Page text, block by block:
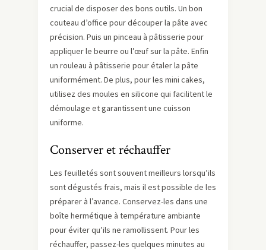
crucial de disposer des bons outils. Un bon
couteau d’office pour découper la pâte avec
précision. Puis un pinceau à pâtisserie pour
appliquer le beurre ou l’œuf sur la pâte. Enfin
un rouleau à pâtisserie pour étaler la pâte
uniformément. De plus, pour les mini cakes,
utilisez des moules en silicone qui facilitent le
démoulage et garantissent une cuisson
uniforme.
Conserver et réchauffer
Les feuilletés sont souvent meilleurs lorsqu’ils
sont dégustés frais, mais il est possible de les
préparer à l’avance. Conservez-les dans une
boîte hermétique à température ambiante
pour éviter qu’ils ne ramollissent. Pour les
réchauffer, passez-les quelques minutes au